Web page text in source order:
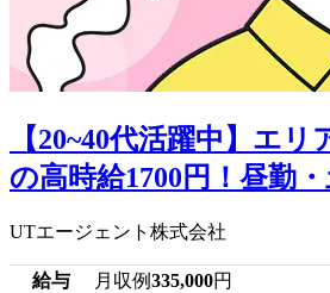
【20~40代活躍中】エ
の高時給1700円！昼勤
UTエージェント株式会社
給与 月収例335,000円